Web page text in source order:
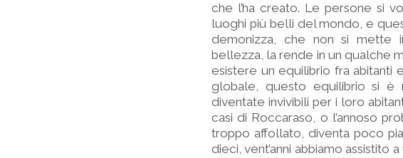
che l’ha creato. Le persone si
luoghi più belli del mondo, e
demonizza, che non si mette
bellezza, la rende in un qualche
esistere un equilibrio fra abitanti
globale, questo equilibrio si è
diventate invivibili per i loro
casi di Roccaraso, o l’annoso
troppo affollato, diventa poco
dieci, vent’anni abbiamo assistito